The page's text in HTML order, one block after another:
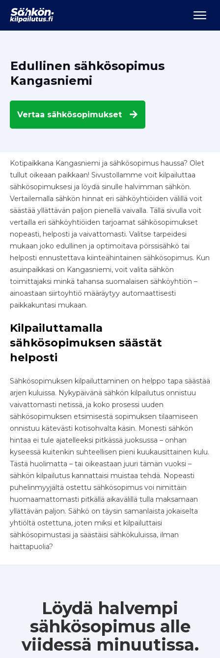
Edullinen sähkösopimus
Kangasniemi
Vertaa sähkösopimukset
Kotipaikkana Kangasniemi ja sähkösopimus haussa? Olet
tullut oikeaan paikkaan! Sivustollamme voit kilpailuttaa
sähkösopimuksesi ja löydä sinulle halvimman sähkön.
Vertailemalla sähkön hinnat eri sähköyhtiöiden välillä voit
säästää yllättävän paljon pienellä vaivalla. Tällä sivulla voit
vertailla eri sähköyhtiöiden tarjoamat sähkösopimukset
nopeasti, helposti ja vaivattomasti. Valitse tarpeidesi
mukaan joko edullinen ja optimoitava pörssisähkö tai
helposti ennustettava kiinteähintainen sähkösopimus. Kun
asuinpaikkasi on Kangasniemi, voit valita sähkön
toimittajaksi minkä tahansa suomalaisen sähköyhtiön –
ainoastaan siirtoyhtiö määräytyy automaattisesti
paikkakuntasi mukaan.
Kilpailuttamalla
sähkösopimuksen säästät
helposti
Sähkösopimuksen kilpailuttaminen on helppo tapa säästää
arjen kuluissa. Nykypäivänä sähkön kilpailutus onnistuu
vaivattomasti netissä, ja koko prosessi uuden
sähkösopimuksen etsimisestä sopimuksen tilaamiseen
onnistuu kätevästi kotisohvalta käsin. Monesti sähkön
hintaa ei tule ajatelleeksi pitkässä juoksussa – onhan
kyseessä kuitenkin suhteellisen pieni kuukausittainen kulu.
Tästä huolimatta – tai oikeastaan juuri tämän vuoksi –
sähkön kilpailutus kannattaisi muistaa tehdä. Nopeasti
puhelinmyyjältä ostettu sähkösopimus voi nimittäin
huomaamattomasti pitkällä aikavälillä tulla maksamaan
yllättävän paljon. Sähkö on täysin samanlaista jokaiselta
yhtiöltä ostettuna, joten miksi et kilpailuttaisi
sähkösopimustasi ja säästäisi sähkökuluissa, ilman
haittapuolia?
Löydä halvempi
sähkösopimus alle
viidessä minuutissa.